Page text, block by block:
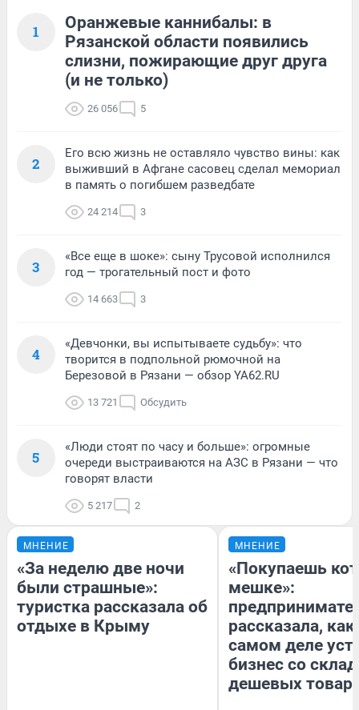
1
Оранжевые каннибалы: в
Рязанской области появились
слизни, пожирающие друг друга
(и не только)
26 056 5
2
Его всю жизнь не оставляло чувство вины: как
выживший в Афгане сасовец сделал мемориал
в память о погибшем разведбате
24 214 3
3
«Все еще в шоке»: сыну Трусовой исполнился
год — трогательный пост и фото
14 663 3
4
«Девчонки, вы испытываете судьбу»: что
творится в подпольной рюмочной на
Березовой в Рязани — обзор YA62.RU
13 721 Обсудить
5
«Люди стоят по часу и больше»: огромные
очереди выстраиваются на АЗС в Рязани — что
говорят власти
5 217 2
МНЕНИЕ
«За неделю две ночи
были страшные»:
туристка рассказала об
отдыхе в Крыму
МНЕНИЕ
«Покупаешь
мешке»:
рассказала, как
самом деле
бизнес со
дешевых